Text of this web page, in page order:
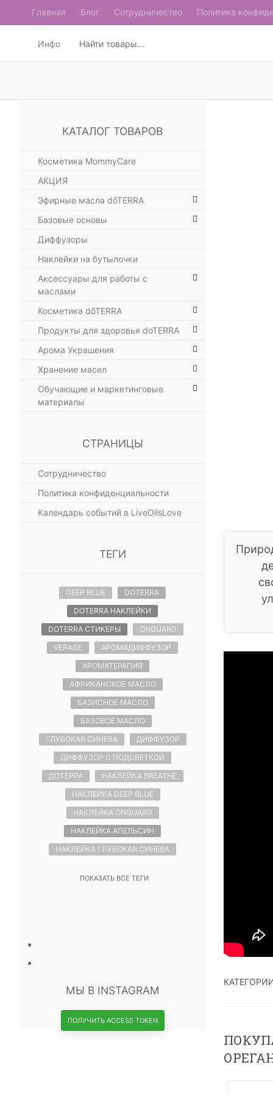
Главная Блог Сотрудничество Политика
Инфо
КАТАЛОГ ТОВАРОВ
Косметика MommyCare
АКЦИЯ
Эфирные масла dōTERRA
Базовые основы
Диффузоры
Наклейки на бутылочки
Аксессуары для работы с
маслами
Косметика dōTERRA
Продукты для здоровья doTERRA
Арома Украшения
Хранение масел
Обучающие и маркетинговые
материалы
СТРАНИЦЫ
Сотрудничество
Политика конфиденциальности
Календарь событий в LiveOilsLove
ТЕГИ
DEEP BLUE
DOTERRA
DOTERRA НАКЛЕЙКИ
DOTERRA СТИКЕРЫ
ONGUARD
VERAGE
АРОМАДИФФУЗОР
АРОМАТЕРАПИЯ
АФРИКАНСКОЕ МАСЛО
БАЗИСНОЕ МАСЛО
БАЗОВОЕ МАСЛО
ГЛУБОКАЯ СИНЕВА
ДИФФУЗОР
ДИФФУЗОР С ПОДСВЕТКОЙ
ДОТЕРРА
НАКЛЕЙКА BREATHE
НАКЛЕЙКА DEEP BLUE
НАКЛЕЙКА ONGUARD
НАКЛЕЙКА АПЕЛЬСИН
НАКЛЕЙКА ГЛУБОКАЯ СИНЕВА
ПОКАЗАТЬ ВСЕ ТЕГИ
МЫ В INSTAGRAM
ПОЛУЧИТЬ ACCESS TOKEN